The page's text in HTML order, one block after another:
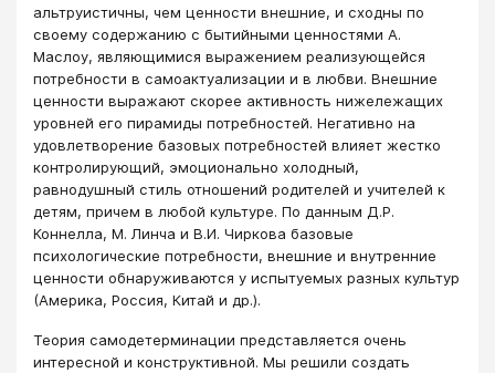
альтруистичны, чем ценности внешние, и сходны по
своему содержанию с бытийными ценностями А.
Маслоу, являющимися выражением реализующейся
потребности в самоактуализации и в любви. Внешние
ценности выражают скорее активность нижележащих
уровней его пирамиды потребностей. Негативно на
удовлетворение базовых потребностей влияет жестко
контролирующий, эмоционально холодный,
равнодушный стиль отношений родителей и учителей к
детям, причем в любой культуре. По данным Д.Р.
Коннелла, М. Линча и В.И. Чиркова базовые
психологические потребности, внешние и внутренние
ценности обнаруживаются у испытуемых разных культур
(Америка, Россия, Китай и др.).
Теория самодетерминации представляется очень
интересной и конструктивной. Мы решили создать